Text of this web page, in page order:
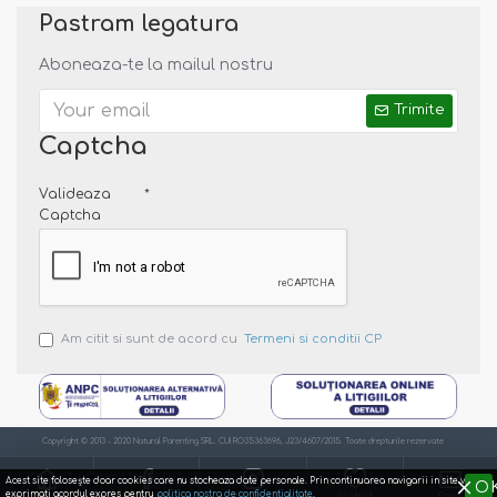
aceea, este responsabilitatea noastra, a adultilor sa
Note:
Incercam ca pozele sa reflecte cat mai mult realitatea.
Totusi, nuanta din poza este posibil sa difere de cea a
produsului.
Pastram legatura
Aboneaza-te la mailul nostru
Trimite
Captcha
Valideaza
Captcha
Am citit si sunt de acord cu Termeni si conditii CP
Copyright © 2013 - 2020 Natural Parenting SRL. CUI RO35363696, J23/4607/2015. Toate drepturile rezervate
Acest site foloseşte doar cookies care nu stocheaza date personale. Prin continuarea navigarii in site va
exprimati acordul expres pentru politica nostra de confidentialitate.